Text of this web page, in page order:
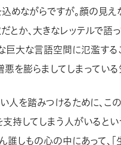
めながらですが。顔の見
とか、大きなレッテルで語っ
大な言語空間に氾濫する
を膨らましてしまっている
人を踏みつけるために、こ
持してしまう人がいるとい
誰しもの心の中にあって、